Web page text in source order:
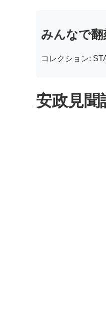
みんなで翻
コレクション:
安政見聞